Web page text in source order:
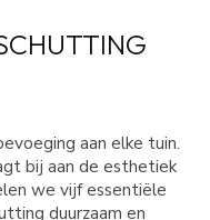
aan elke tuin.
bij aan de esthetiek
we vijf essentiële
duurzaam en